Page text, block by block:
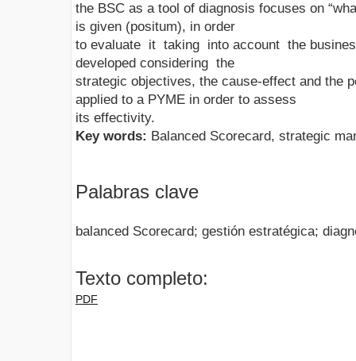
the BSC as a tool of diagnosis focuses on
is given (positum), in order
to evaluate it taking into account the
developed considering the
strategic objectives, the cause-effect and the
applied to a PYME in order to assess
its effectivity.
Key words: Balanced Scorecard, strategic
Palabras clave
balanced Scorecard; gestión estratégica;
Texto completo:
PDF